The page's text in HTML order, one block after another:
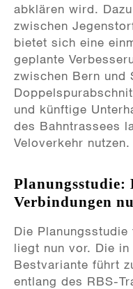
abklären wird.
zwischen
bietet sich eine
geplante
zwischen Bern und
und künftige
des Bahntrassees
Veloverkehr nutzen.
Planungsstudie:
Verbindungen
Die
liegt nun vor. Die
Bestvariante führt
entlang des RBS-